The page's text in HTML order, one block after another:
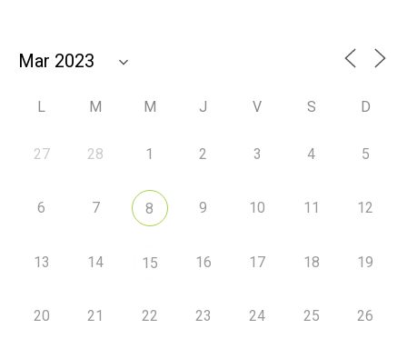
L M M J V S D
27 28 1 2 3 4 5
6 7 8 9 10 11 12
13 14 15 16 17 18 19
20 21 22 23 24 25 26